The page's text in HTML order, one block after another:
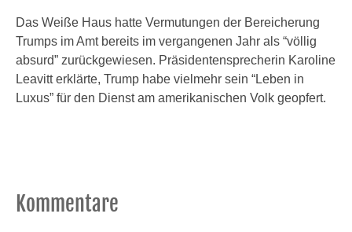
Das Weiße Haus hatte Vermutungen der Bereicherung
Trumps im Amt bereits im vergangenen Jahr als “völlig
absurd” zurückgewiesen. Präsidentensprecherin Karoline
Leavitt erklärte, Trump habe vielmehr sein “Leben in
Luxus” für den Dienst am amerikanischen Volk geopfert.
Kommentare